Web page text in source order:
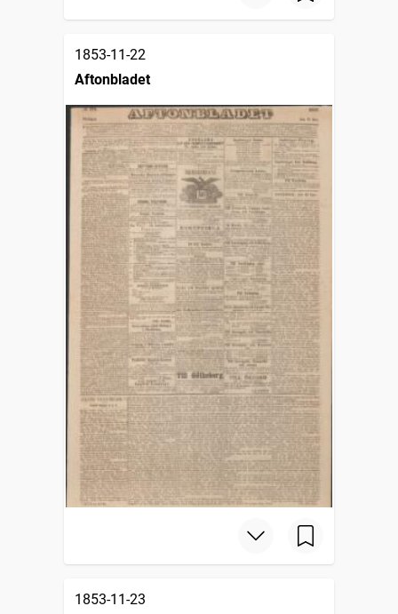
1853-11-22
Aftonbladet
1853-11-23